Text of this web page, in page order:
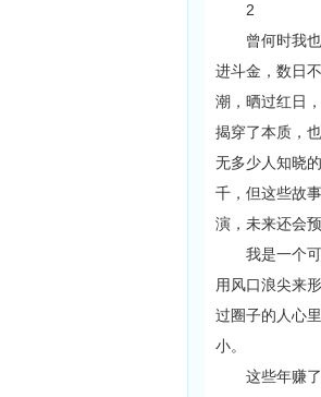
2
曾何时我也
进斗金，数日
潮，晒过红日
揭穿了本质，
无多少人知晓
千，但这些故
演，未来还会预
我是一个可
用风口浪尖来
过圈子的人心
小。
这些年赚了